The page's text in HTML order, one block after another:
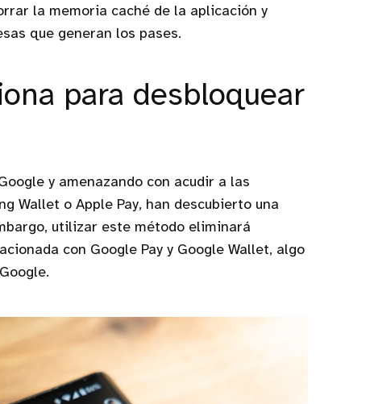
la memoria caché de la aplicación y
que generan los pases.
para desbloquear
y amenazando con acudir a las
Wallet o Apple Pay, han descubierto una
utilizar este método eliminará
con Google Pay y Google Wallet, algo